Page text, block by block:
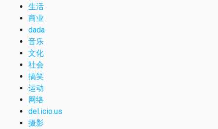
生活
商业
dada
音乐
文化
社会
搞笑
运动
网络
del.icio.us
摄影